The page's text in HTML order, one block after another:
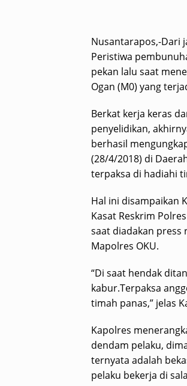
Nusantarapos,-Dari
Peristiwa
pekan lalu saat
Ogan (M0) yang
Berkat kerja keras
penyelidikan,
berhasil
(28/4/2018) di
terpaksa di hadiahi
Hal ini disampaikan
Kasat Reskrim
saat diadakan press
Mapolres OKU.
“Di saat hendak
kabur.Terpaksa
timah panas,” jelas
Kapolres
dendam pelaku,
ternyata adalah
pelaku bekerja di